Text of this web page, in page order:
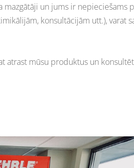
un jums ir nepieciešams
konsultācijām utt.), varat
atrast mūsu produktus un